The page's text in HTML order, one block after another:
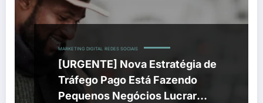
MARKETING DIGITAL REDES SOCIAIS
[URGENTE] Nova Estratégia de
Tráfego Pago Está Fazendo
Pequenos Negócios Lucrar